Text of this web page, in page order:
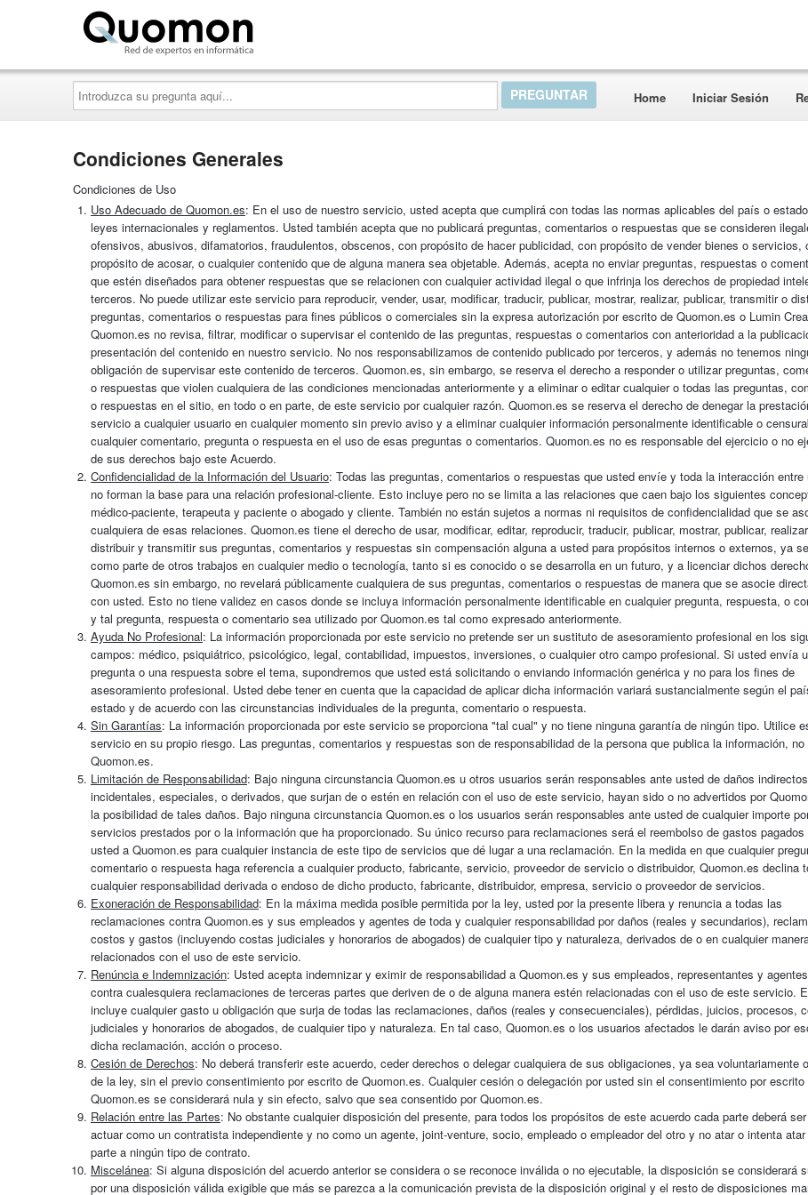
Introduzca
su
pregunta
aquí...
Home Iniciar Sesión
Condiciones Generales
Condiciones de Uso
Uso Adecuado de Quomon.es: En el uso de nuestro servicio, usted acepta que cumplirá con todas las normas aplicables del país o
leyes internacionales y reglamentos. Usted también acepta que no publicará preguntas, comentarios o respuestas que se consideren
ofensivos, abusivos, difamatorios, fraudulentos, obscenos, con propósito de hacer publicidad, con propósito de vender bienes o servicios,
propósito de acosar, o cualquier contenido que de alguna manera sea objetable. Además, acepta no enviar preguntas, respuestas o
que estén diseñados para obtener respuestas que se relacionen con cualquier actividad ilegal o que infrinja los derechos de propiedad
terceros. No puede utilizar este servicio para reproducir, vender, usar, modificar, traducir, publicar, mostrar, realizar, publicar, transmitir o
preguntas, comentarios o respuestas para fines públicos o comerciales sin la expresa autorización por escrito de Quomon.es o Lumin
Quomon.es no revisa, filtrar, modificar o supervisar el contenido de las preguntas, respuestas o comentarios con anterioridad a la
presentación del contenido en nuestro servicio. No nos responsabilizamos de contenido publicado por terceros, y además no tenemos
obligación de supervisar este contenido de terceros. Quomon.es, sin embargo, se reserva el derecho a responder o utilizar preguntas,
o respuestas que violen cualquiera de las condiciones mencionadas anteriormente y a eliminar o editar cualquier o todas las preguntas,
o respuestas en el sitio, en todo o en parte, de este servicio por cualquier razón. Quomon.es se reserva el derecho de denegar la
servicio a cualquier usuario en cualquier momento sin previo aviso y a eliminar cualquier información personalmente identificable o
cualquier comentario, pregunta o respuesta en el uso de esas preguntas o comentarios. Quomon.es no es responsable del ejercicio o no
de sus derechos bajo este Acuerdo.
Confidencialidad de la Información del Usuario: Todas las preguntas, comentarios o respuestas que usted envíe y toda la interacción entre
no forman la base para una relación profesional-cliente. Esto incluye pero no se limita a las relaciones que caen bajo los siguientes
médico-paciente, terapeuta y paciente o abogado y cliente. También no están sujetos a normas ni requisitos de confidencialidad que se
cualquiera de esas relaciones. Quomon.es tiene el derecho de usar, modificar, editar, reproducir, traducir, publicar, mostrar, publicar,
distribuir y transmitir sus preguntas, comentarios y respuestas sin compensación alguna a usted para propósitos internos o externos, ya
como parte de otros trabajos en cualquier medio o tecnología, tanto si es conocido o se desarrolla en un futuro, y a licenciar dichos
Quomon.es sin embargo, no revelará públicamente cualquiera de sus preguntas, comentarios o respuestas de manera que se asocie
con usted. Esto no tiene validez en casos donde se incluya información personalmente identificable en cualquier pregunta, respuesta, o
y tal pregunta, respuesta o comentario sea utilizado por Quomon.es tal como expresado anteriormente.
Ayuda No Profesional: La información proporcionada por este servicio no pretende ser un sustituto de asesoramiento profesional en los
campos: médico, psiquiátrico, psicológico, legal, contabilidad, impuestos, inversiones, o cualquier otro campo profesional. Si usted envía
pregunta o una respuesta sobre el tema, supondremos que usted está solicitando o enviando información genérica y no para los fines de
asesoramiento profesional. Usted debe tener en cuenta que la capacidad de aplicar dicha información variará sustancialmente según el
estado y de acuerdo con las circunstancias individuales de la pregunta, comentario o respuesta.
Sin Garantías: La información proporcionada por este servicio se proporciona "tal cual" y no tiene ninguna garantía de ningún tipo. Utilice
servicio en su propio riesgo. Las preguntas, comentarios y respuestas son de responsabilidad de la persona que publica la información, no
Quomon.es.
Limitación de Responsabilidad: Bajo ninguna circunstancia Quomon.es u otros usuarios serán responsables ante usted de daños
incidentales, especiales, o derivados, que surjan de o estén en relación con el uso de este servicio, hayan sido o no advertidos por
la posibilidad de tales daños. Bajo ninguna circunstancia Quomon.es o los usuarios serán responsables ante usted de cualquier importe
servicios prestados por o la información que ha proporcionado. Su único recurso para reclamaciones será el reembolso de gastos pagados
usted a Quomon.es para cualquier instancia de este tipo de servicios que dé lugar a una reclamación. En la medida en que cualquier
comentario o respuesta haga referencia a cualquier producto, fabricante, servicio, proveedor de servicio o distribuidor, Quomon.es declina
cualquier responsabilidad derivada o endoso de dicho producto, fabricante, distribuidor, empresa, servicio o proveedor de servicios.
Exoneración de Responsabilidad: En la máxima medida posible permitida por la ley, usted por la presente libera y renuncia a todas las
reclamaciones contra Quomon.es y sus empleados y agentes de toda y cualquier responsabilidad por daños (reales y secundarios),
costos y gastos (incluyendo costas judiciales y honorarios de abogados) de cualquier tipo y naturaleza, derivados de o en cualquier
relacionados con el uso de este servicio.
Renúncia e Indemnización: Usted acepta indemnizar y eximir de responsabilidad a Quomon.es y sus empleados, representantes y
contra cualesquiera reclamaciones de terceras partes que deriven de o de alguna manera estén relacionadas con el uso de este servicio.
incluye cualquier gasto u obligación que surja de todas las reclamaciones, daños (reales y consecuenciales), pérdidas, juicios, procesos,
judiciales y honorarios de abogados, de cualquier tipo y naturaleza. En tal caso, Quomon.es o los usuarios afectados le darán aviso por
dicha reclamación, acción o proceso.
Cesión de Derechos: No deberá transferir este acuerdo, ceder derechos o delegar cualquiera de sus obligaciones, ya sea voluntariamente
de la ley, sin el previo consentimiento por escrito de Quomon.es. Cualquier cesión o delegación por usted sin el consentimiento por escrito
Quomon.es se considerará nula y sin efecto, salvo que sea consentido por Quomon.es.
Relación entre las Partes: No obstante cualquier disposición del presente, para todos los propósitos de este acuerdo cada parte deberá
actuar como un contratista independiente y no como un agente, joint-venture, socio, empleado o empleador del otro y no atar o intenta
parte a ningún tipo de contrato.
Miscelánea: Si alguna disposición del acuerdo anterior se considera o se reconoce inválida o no ejecutable, la disposición se considerará
por una disposición válida exigible que más se parezca a la comunicación prevista de la disposición original y el resto de disposiciones